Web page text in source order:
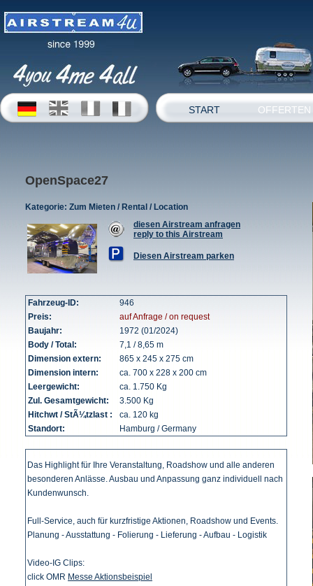
START OFFERTEN
OpenSpace27
Kategorie: Zum Mieten / Rental / Location
diesen Airstream anfragen
reply to this Airstream
Diesen Airstream parken
Fahrzeug-ID:
946
Preis:
auf Anfrage / on request
Baujahr:
1972 (01/2024)
Body / Total:
7,1 / 8,65 m
Dimension extern:
865 x 245 x 275 cm
Dimension intern:
ca. 700 x 228 x 200 cm
Leergewicht:
ca. 1.750 Kg
Zul. Gesamtgewicht:
3.500 Kg
Hitchwt / StÃ¼tzlast :
ca. 120 kg
Standort:
Hamburg / Germany
Das Highlight für Ihre Veranstaltung, Roadshow und alle anderen
besonderen Anlässe. Ausbau und Anpassung ganz individuell nach
Kundenwunsch.
Full-Service, auch für kurzfristige Aktionen, Roadshow und Events.
Planung - Ausstattung - Folierung - Lieferung - Aufbau - Logistik
Video-IG Clips:
click OMR Messe Aktionsbeispiel